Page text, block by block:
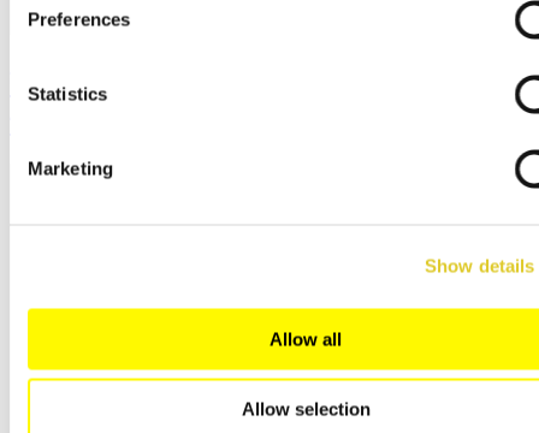
Preferences
Statistics
Marketing
Show details
Allow all
Allow selection
带金属丝加热装置的箱式炉，最高温度可